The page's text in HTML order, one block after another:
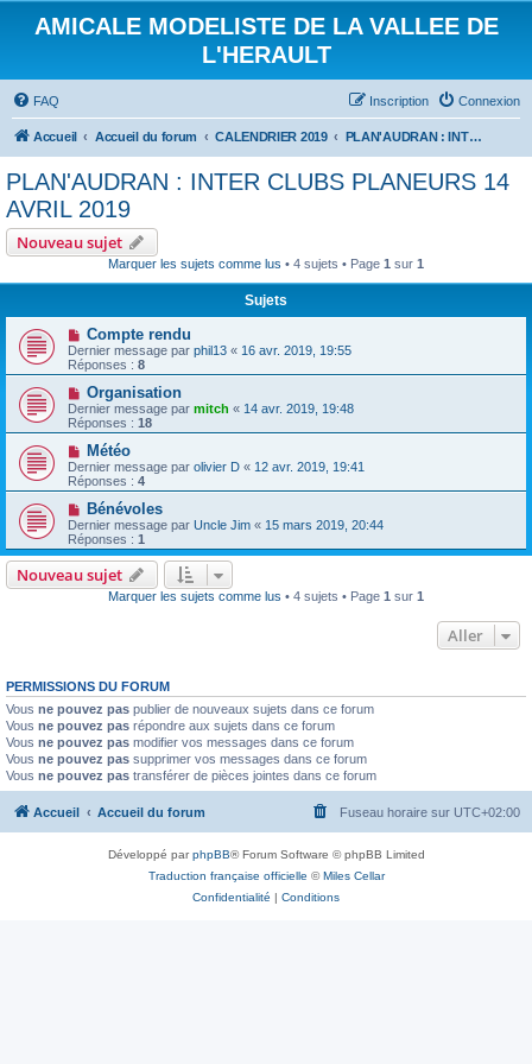
AMICALE MODELISTE DE LA VALLEE DE
L'HERAULT
FAQ Connexion
Inscription
Accueil Accueil du forum CALENDRIER 2019 PLAN'AUDRAN : INTER CLUBS PLANEURS 14 AVRIL 2019
PLAN'AUDRAN : INTER CLUBS PLANEURS 14
AVRIL 2019
Nouveau sujet
Marquer les sujets comme lus • 4 sujets • Page 1 sur 1
Sujets
Compte rendu
Dernier message par phil13 « 16 avr. 2019, 19:55
Réponses : 8
Organisation
Dernier message par mitch « 14 avr. 2019, 19:48
Réponses : 18
Météo
Dernier message par olivier D « 12 avr. 2019, 19:41
Réponses : 4
Bénévoles
Dernier message par Uncle Jim « 15 mars 2019, 20:44
Réponses : 1
Nouveau sujet
Marquer les sujets comme lus • 4 sujets • Page 1 sur 1
Aller
PERMISSIONS DU FORUM
Vous ne pouvez pas publier de nouveaux sujets dans ce forum
Vous ne pouvez pas répondre aux sujets dans ce forum
Vous ne pouvez pas modifier vos messages dans ce forum
Vous ne pouvez pas supprimer vos messages dans ce forum
Vous ne pouvez pas transférer de pièces jointes dans ce forum
Accueil Accueil du forum Fuseau horaire sur UTC+02:00
Développé parphpBB® Forum Software © phpBB Limited
Traduction française officielle ©Miles Cellar
Confidentialité | Conditions